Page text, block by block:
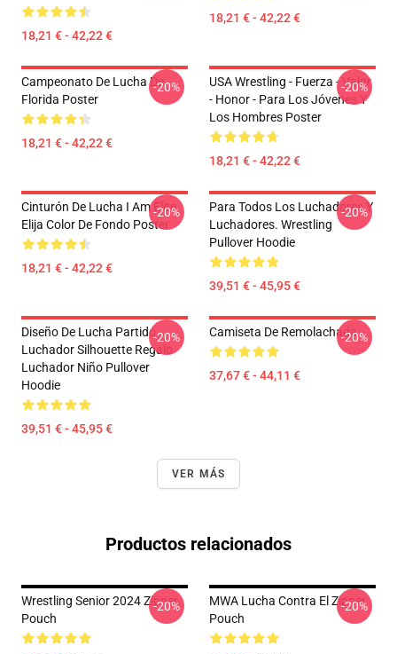
18,21 € - 42,22 €
18,21 € - 42,22 €
Campeonato De Lucha De
Florida Poster
18,21 € - 42,22 €
-20%
USA Wrestling - Fuerza - Valor
- Honor - Para Los Jóvenes Y
Los Hombres Poster
18,21 € - 42,22 €
-20%
Cinturón De Lucha I Am Elite
Elija Color De Fondo Poster
18,21 € - 42,22 €
-20%
Para Todos Los Luchadores Y
Luchadores. Wrestling
Pullover Hoodie
39,51 € - 45,95 €
-20%
Diseño De Lucha Partido
Luchador Silhouette Regalo
Luchador Niño Pullover
Hoodie
39,51 € - 45,95 €
-20% Camiseta De Remolachada
37,67 € - 44,11 €
-20%
VER MÁS
Productos relacionados
Wrestling Senior 2024 Zipper
Pouch
-20%
MWA Lucha Contra El Zipper
Pouch
-20%